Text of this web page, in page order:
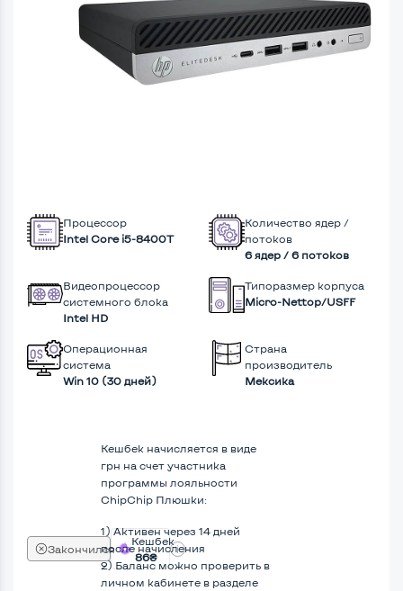
Процессор
Intel Core i5-8400T
Количество ядер /
потоков
6 ядер / 6 потоков
Видеопроцессор
системного блока
Intel HD
Типоразмер корпуса
Micro-Nettop/USFF
Операционная
система
Win 10 (30 дней)
Страна
производитель
Мексика
Закончился
Кешбек
86₴
Кешбек начисляется в виде
грн на счет участника
программы лояльности
ChipChip Плюшки:
1) Активен через 14 дней
после начисления
2) Баланс можно проверить в
личном кабинете в разделе